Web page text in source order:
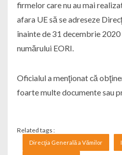
firmelor care nu au mai
afara UE să se adreseze
înainte de 31 decembrie
numărului EORI.
Oficialul a menţionat că
foarte multe documente sau
Related tags :
Direcţia Generală a Vămilor